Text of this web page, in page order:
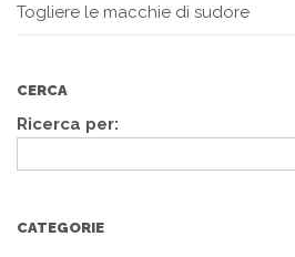
Togliere le macchie di sudore
CERCA
Ricerca per:
CATEGORIE